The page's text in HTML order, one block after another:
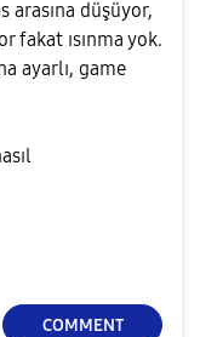
arasına düşüyor,
fakat ısınma yok.
ayarlı, game
COMMENT